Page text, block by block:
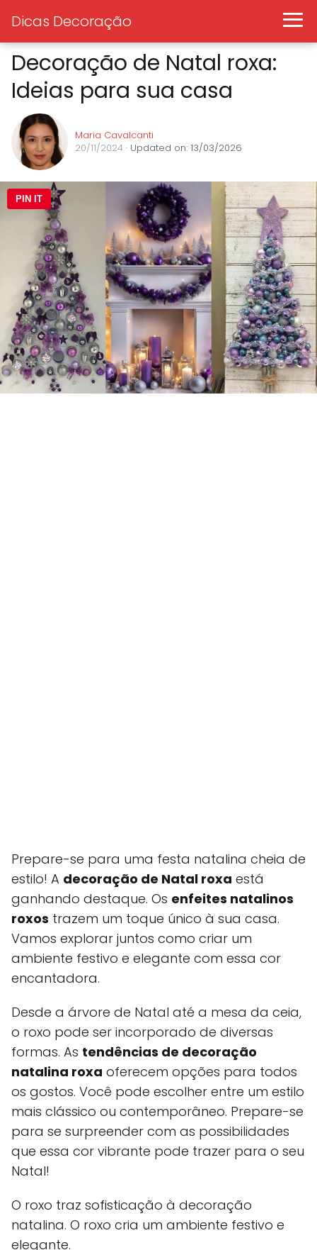
Dicas Decoração
Decoração de Natal roxa:
Ideias para sua casa
Maria Cavalcanti
20/11/2024 · Updated on: 13/03/2026
PIN IT
Prepare-se para uma festa natalina cheia de
estilo! A decoração de Natal roxa está
ganhando destaque. Os enfeites natalinos
roxos trazem um toque único à sua casa.
Vamos explorar juntos como criar um
ambiente festivo e elegante com essa cor
encantadora.
Desde a árvore de Natal até a mesa da ceia,
o roxo pode ser incorporado de diversas
formas. As tendências de decoração
natalina roxa oferecem opções para todos
os gostos. Você pode escolher entre um estilo
mais clássico ou contemporâneo. Prepare-se
para se surpreender com as possibilidades
que essa cor vibrante pode trazer para o seu
Natal!
O roxo traz sofisticação à decoração
natalina. O roxo cria um ambiente festivo e
elegante.